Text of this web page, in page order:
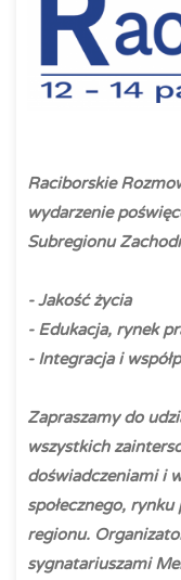
Raciborskie
wydarzenie
Subregionu
- Jakość życia
- Edukacja, rynek
- Integracja i
Zapraszamy do
wszystkich
doświadczeniami i
społecznego,
regionu.
sygnatariuszami